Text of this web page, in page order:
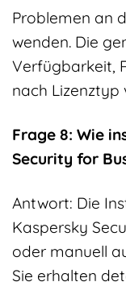
Problemen an
wenden. Die
Verfügbarkeit,
nach Lizenztyp
Frage 8: Wie
Security for
Antwort: Die
Kaspersky
oder manuell
Sie erhalten